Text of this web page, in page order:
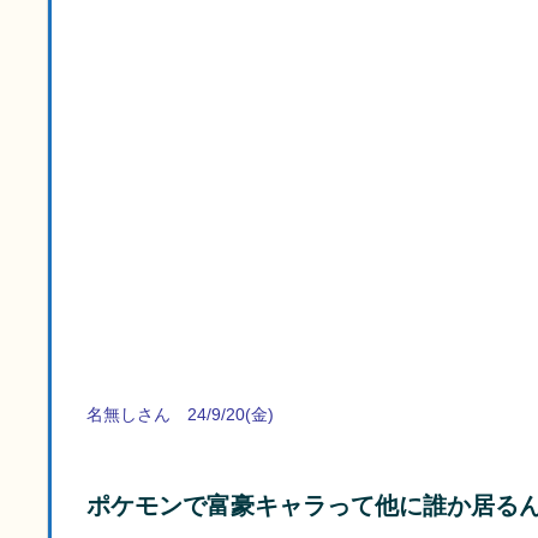
名無しさん 24/9/20(金)
ポケモンで富豪キャラって他に誰か居る